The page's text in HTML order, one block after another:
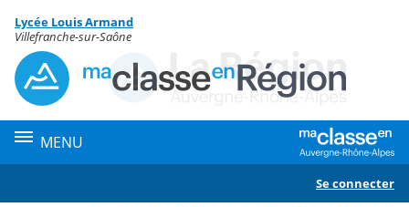
Menu de la rubrique
Contenu
Lycée Louis Armand
Villefranche-sur-Saône
MENU
Se connecter